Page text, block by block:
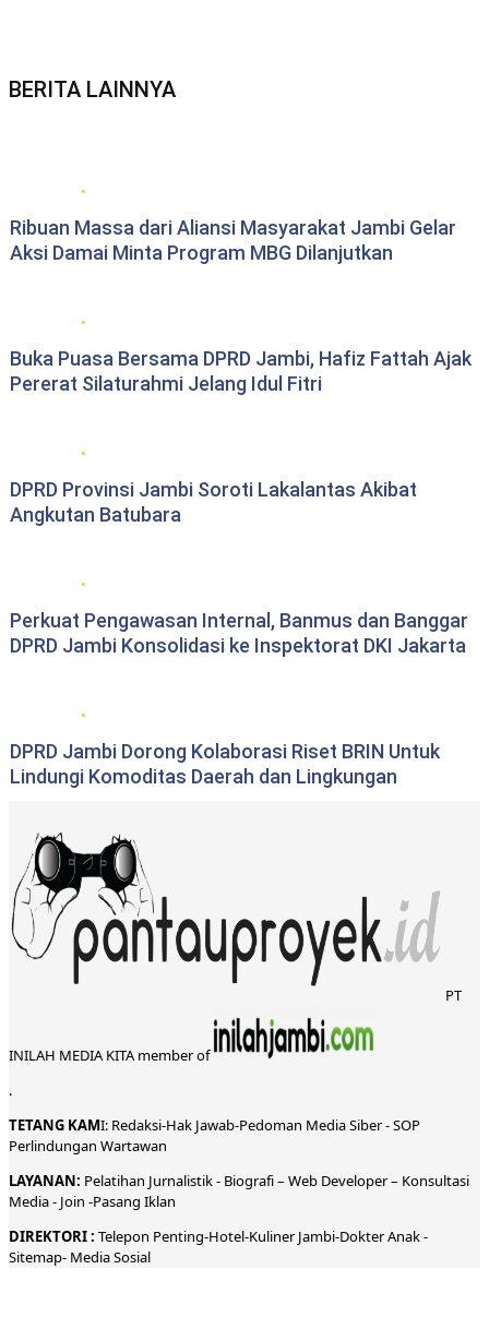
BERITA LAINNYA
Ribuan Massa dari Aliansi Masyarakat Jambi Gelar
Aksi Damai Minta Program MBG Dilanjutkan
Buka Puasa Bersama DPRD Jambi, Hafiz Fattah Ajak
Pererat Silaturahmi Jelang Idul Fitri
DPRD Provinsi Jambi Soroti Lakalantas Akibat
Angkutan Batubara
Perkuat Pengawasan Internal, Banmus dan Banggar
DPRD Jambi Konsolidasi ke Inspektorat DKI Jakarta
DPRD Jambi Dorong Kolaborasi Riset BRIN Untuk
Lindungi Komoditas Daerah dan Lingkungan
PT
INILAH MEDIA KITA member of
.
TETANG KAMI: Redaksi-Hak Jawab-Pedoman Media Siber-SOP
Perlindungan Wartawan
LAYANAN: Pelatihan Jurnalistik - Biografi– Web Developer– Konsultasi
Media- Join -Pasang Iklan
DIREKTORI: Telepon Penting-Hotel-KulinerJambi-DokterAnak -
Sitemap- Media Sosial